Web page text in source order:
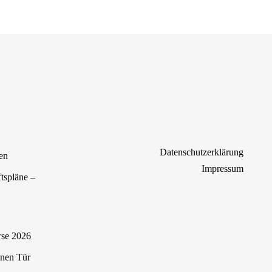
–
2026
Tür
Datenschutzerklärung
Impressum